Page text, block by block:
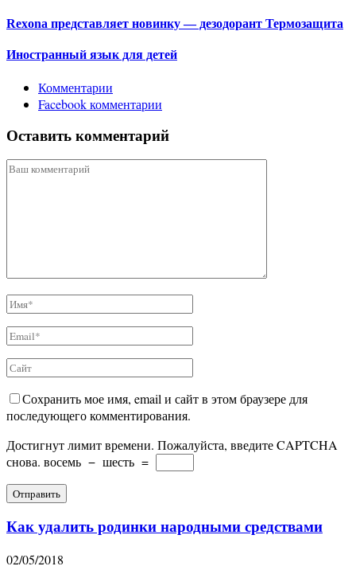
Rexona представляет новинку — дезодорант Термозащита
Иностранный язык для детей
Комментарии
Facebook комментарии
Оставить комментарий
Сохранить мое имя, email и сайт в этом браузере для
последующего комментирования.
Достигнут лимит времени. Пожалуйста, введите CAPTCHA
снова. восемь − шесть =
Как удалить родинки народными средствами
02/05/2018